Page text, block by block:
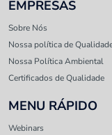
EMPRESAS
Sobre Nós
Nossa política de
Nossa Política Ambiental
Certificados de Qualidade
MENU RÁPIDO
Webinars